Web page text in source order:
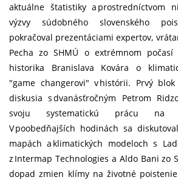
aktuálne štatistiky a prostredníctvom
výzvy súdobného slovenského
pokračoval prezentáciami expertov,
Pecha zo SHMÚ o extrémnom
historika Branislava Kovára o
"game changerovi" v histórii. Prvý
diskusia s dvanásťročným Petrom
svoju systematickú prácu na
V poobedňajších hodinách sa
mapách a klimatických modeloch s
z Intermap Technologies a Aldo Bani zo
dopad zmien klímy na životné